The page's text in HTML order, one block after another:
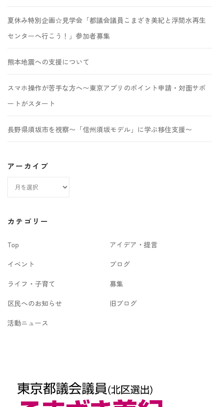
夏休み特別企画☆見学会「都議会議員こまざき美紀と浮間水再生
センターへ行こう！」参加者募集
熊本地震への支援について
スマホ操作が苦手な方へ〜東京アプリのポイント申請・対面サポ
ートがスタート
長野県須坂市を視察〜「信州須坂モデル」に学ぶ移住支援〜
アーカイブ
カ
ブ
カテゴリー
Top
アイデア・提言
イベント
ブログ
ライフ・子育て
募集
区民へのお知らせ
旧ブログ
活動ニュース